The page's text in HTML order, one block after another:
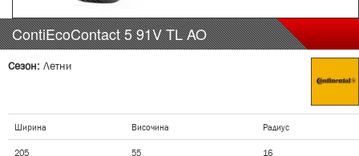
ContiEcoContact 591VTL AO
Сезон: Летни
Ширина Височина Радиус
205 55 16